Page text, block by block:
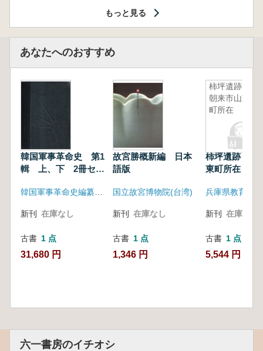
もっと見る
あなたへのおすすめ
韓国軍事革命史 第1
輯 上、下 2冊セッ
新刊 在庫なし
古書 1 点
31,680 円
故宮勝概新編 日本
語版
国立故宮博物院(台湾)
新刊 在庫なし
古書 1 点
1,346 円
柿坪遺跡
朝来市山東
町所在
柿坪遺跡 朝
東町所在
兵庫県教育委
新刊 在庫なし
古書 1 点
5,544 円
六一書房のイチオシ